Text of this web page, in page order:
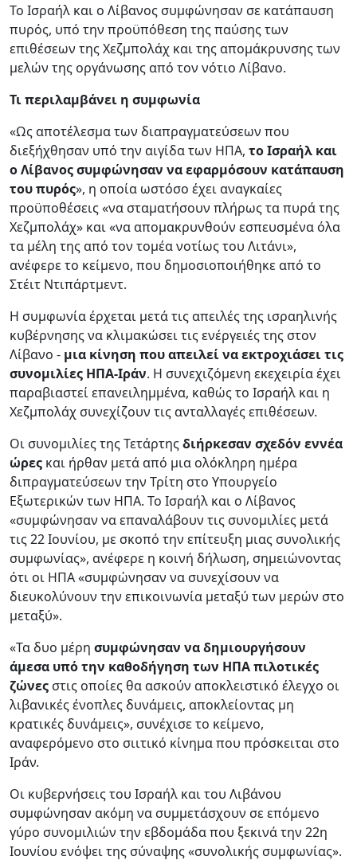
To Ισραήλ και ο Λίβανος συμφώνησαν σε κατάπαυση
πυρός, υπό την προϋπόθεση της παύσης των
επιθέσεων της Χεζμπολάχ και της απομάκρυνσης των
μελών της οργάνωσης από τον νότιο Λίβανο.
Τι περιλαμβάνει η συμφωνία
«Ως αποτέλεσμα των διαπραγματεύσεων που
διεξήχθησαν υπό την αιγίδα των ΗΠΑ, το Ισραήλ και
ο Λίβανος συμφώνησαν να εφαρμόσουν κατάπαυση
του πυρός», η οποία ωστόσο έχει αναγκαίες
προϋποθέσεις «να σταματήσουν πλήρως τα πυρά της
Χεζμπολάχ» και «να απομακρυνθούν εσπευσμένα όλα
τα μέλη της από τον τομέα νοτίως του Λιτάνι»,
ανέφερε το κείμενο, που δημοσιοποιήθηκε από το
Στέιτ Ντιπάρτμεντ.
Η συμφωνία έρχεται μετά τις απειλές της ισραηλινής
κυβέρνησης να κλιμακώσει τις ενέργειές της στον
Λίβανο - μια κίνηση που απειλεί να εκτροχιάσει τις
συνομιλίες ΗΠΑ-Ιράν. Η συνεχιζόμενη εκεχειρία έχει
παραβιαστεί επανειλημμένα, καθώς το Ισραήλ και η
Χεζμπολάχ συνεχίζουν τις ανταλλαγές επιθέσεων.
Οι συνομιλίες της Τετάρτηςδιήρκεσαν σχεδόν εννέα
ώρες και ήρθαν μετά από μια ολόκληρη ημέρα
διπραγματεύσεων την Τρίτη στο Υπουργείο
Εξωτερικών των ΗΠΑ. Το Ισραήλ και ο Λίβανος
«συμφώνησαν να επαναλάβουν τις συνομιλίες μετά
τις 22 Ιουνίου, με σκοπό την επίτευξη μιας συνολικής
συμφωνίας», ανέφερε η κοινή δήλωση, σημειώνοντας
ότι οι ΗΠΑ «συμφώνησαν να συνεχίσουν να
διευκολύνουν την επικοινωνία μεταξύ των μερών στο
μεταξύ».
«Τα δυο μέρη συμφώνησαν να δημιουργήσουν
άμεσα υπό την καθοδήγηση των ΗΠΑ πιλοτικές
ζώνες στις οποίες θα ασκούν αποκλειστικό έλεγχο οι
λιβανικές ένοπλες δυνάμεις, αποκλείοντας μη
κρατικές δυνάμεις», συνέχισε το κείμενο,
αναφερόμενο στο σιιτικό κίνημα που πρόσκειται στο
Ιράν.
Οι κυβερνήσεις του Ισραήλ και του Λιβάνου
συμφώνησαν ακόμη να συμμετάσχουν σε επόμενο
γύρο συνομιλιών την εβδομάδα που ξεκινά την 22η
Ιουνίου ενόψει της σύναψης «συνολικής συμφωνίας».